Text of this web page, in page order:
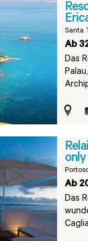
Santa
Ab
Das
only
Ab
Das